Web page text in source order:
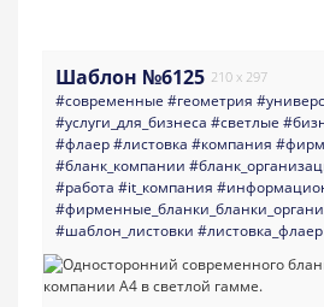
Шаблон №6125 210 x 297
#современные #геометрия
#услуги_для_бизнеса #светлые
#флаер#листовка #компания
#бланк_компании
#работа #it_компания
#шаблон_листовки #листовка_флаер